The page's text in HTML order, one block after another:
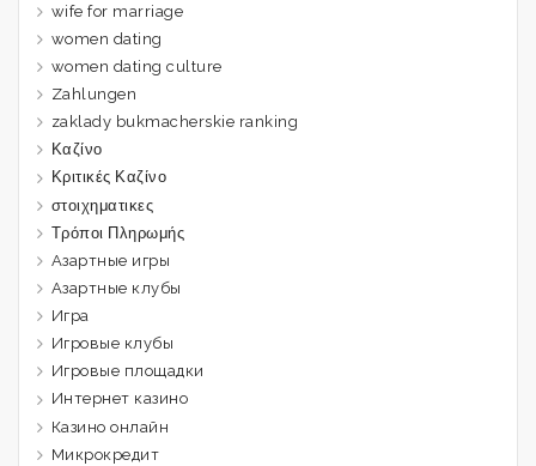
wife for marriage
women dating
women dating culture
Zahlungen
zaklady bukmacherskie ranking
Καζίνο
Κριτικές Καζίνο
στοιχηματικες
Τρόποι Πληρωμής
Азартные игры
Азартные клубы
Игра
Игровые клубы
Игровые площадки
Интернет казино
Казино онлайн
Микрокредит